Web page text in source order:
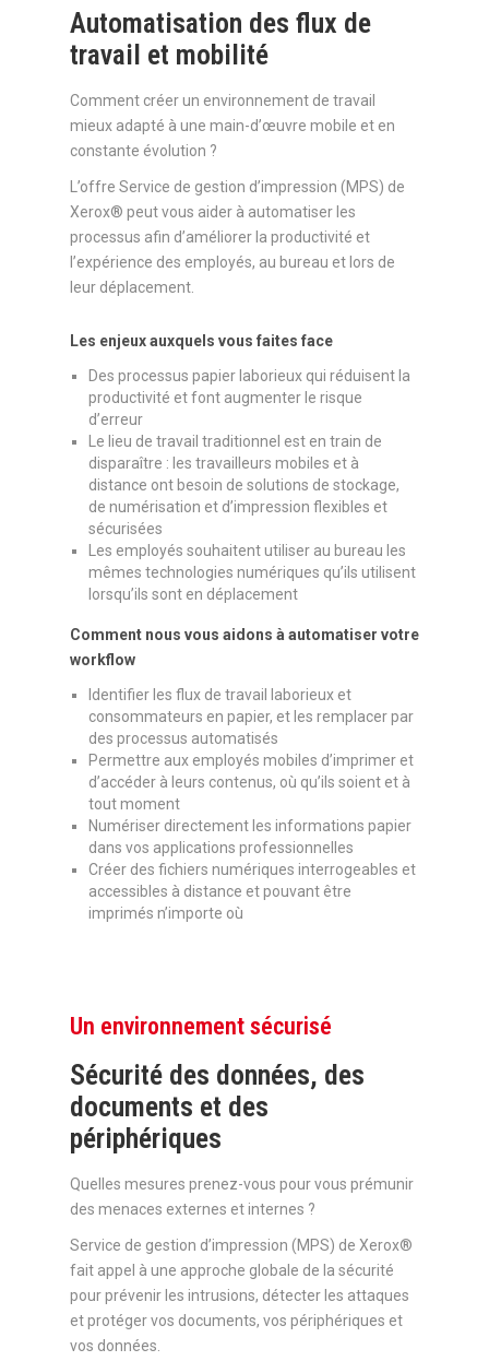
Automatisation des flux de
travail et mobilité
Comment créer un environnement de travail
mieux adapté à une main-d’œuvre mobile et en
constante évolution ?
L’offre Service de gestion d’impression (MPS) de
Xerox® peut vous aider à automatiser les
processus afin d’améliorer la productivité et
l’expérience des employés, au bureau et lors de
leur déplacement.
Les enjeux auxquels vous faites face
Des processus papier laborieux qui réduisent la
productivité et font augmenter le risque
d’erreur
Le lieu de travail traditionnel est en train de
disparaître : les travailleurs mobiles et à
distance ont besoin de solutions de stockage,
de numérisation et d’impression flexibles et
sécurisées
Les employés souhaitent utiliser au bureau les
mêmes technologies numériques qu’ils utilisent
lorsqu’ils sont en déplacement
Comment nous vous aidons à automatiser votre
workflow
Identifier les flux de travail laborieux et
consommateurs en papier, et les remplacer par
des processus automatisés
Permettre aux employés mobiles d’imprimer et
d’accéder à leurs contenus, où qu’ils soient et à
tout moment
Numériser directement les informations papier
dans vos applications professionnelles
Créer des fichiers numériques interrogeables et
accessibles à distance et pouvant être
imprimés n’importe où
Un environnement sécurisé
Sécurité des données, des
documents et des
périphériques
Quelles mesures prenez-vous pour vous prémunir
des menaces externes et internes ?
Service de gestion d’impression (MPS) de Xerox®
fait appel à une approche globale de la sécurité
pour prévenir les intrusions, détecter les attaques
et protéger vos documents, vos périphériques et
vos données.